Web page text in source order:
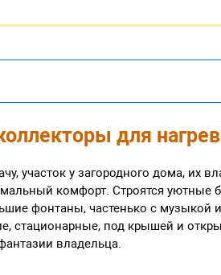
для
участок у загородного дома, их
комфорт. Строятся
фонтаны, частенько с
стационарные, под крышей и
владельца.